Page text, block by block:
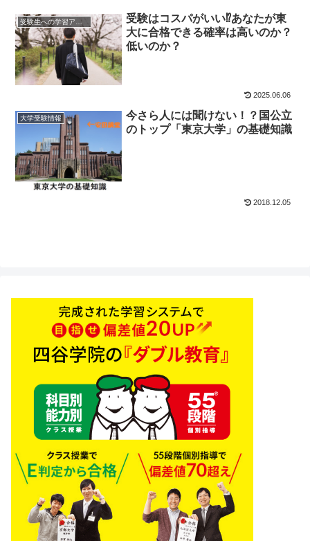
受験生への学習アドバイス
受験はコスパがいい⁉あなたが東
大に合格できる確率は高いのか？
低いのか？
2025.06.06
大学受験情報
今さら人には聞けない！？国公立
のトップ「東京大学」の基礎知識
2018.12.05